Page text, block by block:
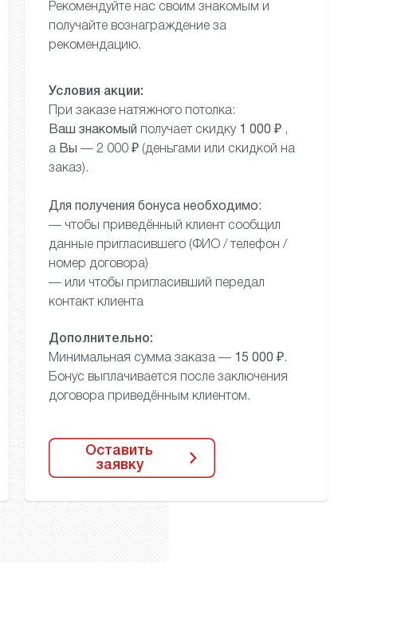
Рекомендуйте нас своим знакомым и
получайте вознаграждение за
рекомендацию.
Условия акции:
При заказе натяжного потолка:
Ваш знакомый получает скидку 1 000 ₽ ,
а Вы — 2 000 ₽ (деньгами или скидкой на
заказ).
Для получения бонуса необходимо:
— чтобы приведённый клиент сообщил
данные пригласившего (ФИО / телефон /
номер договора)
— или чтобы пригласивший передал
контакт клиента
Дополнительно:
Минимальная сумма заказа — 15 000 ₽.
Бонус выплачивается после заключения
договора приведённым клиентом.
Оставить
заявку